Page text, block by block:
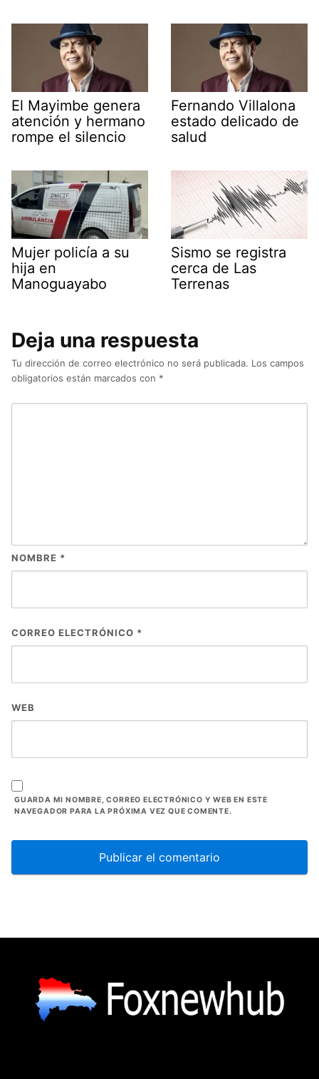
El Mayimbe genera
atención y hermano
rompe el silencio
Fernando Villalona
estado delicado de
salud
Mujer policía a su
hija en
Manoguayabo
Sismo se registra
cerca de Las
Terrenas
Deja una respuesta
Tu dirección de correo electrónico no será publicada. Los campos
obligatorios están marcados con *
NOMBRE *
CORREO ELECTRÓNICO *
WEB
GUARDA MI NOMBRE, CORREO ELECTRÓNICO Y WEB EN ESTE
NAVEGADOR PARA LA PRÓXIMA VEZ QUE COMENTE.